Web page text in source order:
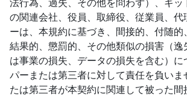
の関連会社、役員、取締役、従業員、代
ーは、本規約に基づき、間接的、付随的
結果的、懲罰的、その他類似の損害（逸
は事業の損失、データの損失を含む）に
パーまたは第三者に対して責任を負いま
たは第三者が本契約に関連して被った